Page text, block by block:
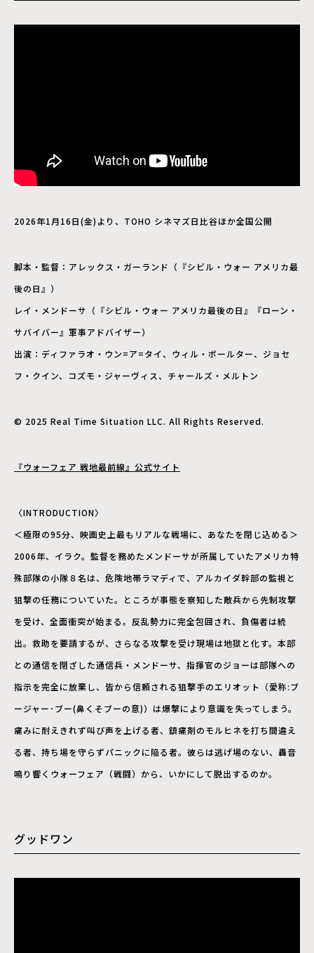
2026年1月16日(金)より、TOHO シネマズ⽇⽐⾕ほか全国公開
脚本・監督：アレックス・ガーランド（『シビル・ウォー アメリカ最
後の⽇』）
レイ・メンドーサ（『シビル・ウォー アメリカ最後の⽇』『ローン・
サバイバー』軍事アドバイザー）
出演：ディファラオ・ウン=ア=タイ、ウィル・ポールター、ジョセ
フ・クイン、コズモ・ジャーヴィス、チャールズ・メルトン
© 2025 Real Time Situation LLC. All Rights Reserved.
『ウォーフェア 戦地最前線』公式サイト
〈INTRODUCTION〉
＜極限の95分、映画史上最もリアルな戦場に、あなたを閉じ込める＞
2006年、イラク。監督を務めたメンドーサが所属していたアメリカ特
殊部隊の小隊８名は、危険地帯ラマディで、アルカイダ幹部の監視と
狙撃の任務についていた。ところが事態を察知した敵兵から先制攻撃
を受け、全面衝突が始まる。反乱勢力に完全包囲され、負傷者は続
出。救助を要請するが、さらなる攻撃を受け現場は地獄と化す。本部
との通信を閉ざした通信兵・メンドーサ、指揮官のジョーは部隊への
指示を完全に放棄し、皆から信頼される狙撃手のエリオット（愛称:ブ
ージャー･ブー(鼻くそブーの意)）は爆撃により意識を失ってしまう。
痛みに耐えきれず叫び声を上げる者、鎮痛剤のモルヒネを打ち間違え
る者、持ち場を守らずパニックに陥る者。彼らは逃げ場のない、轟音
鳴り響くウォーフェア（戦闘）から、いかにして脱出するのか。
グッドワン